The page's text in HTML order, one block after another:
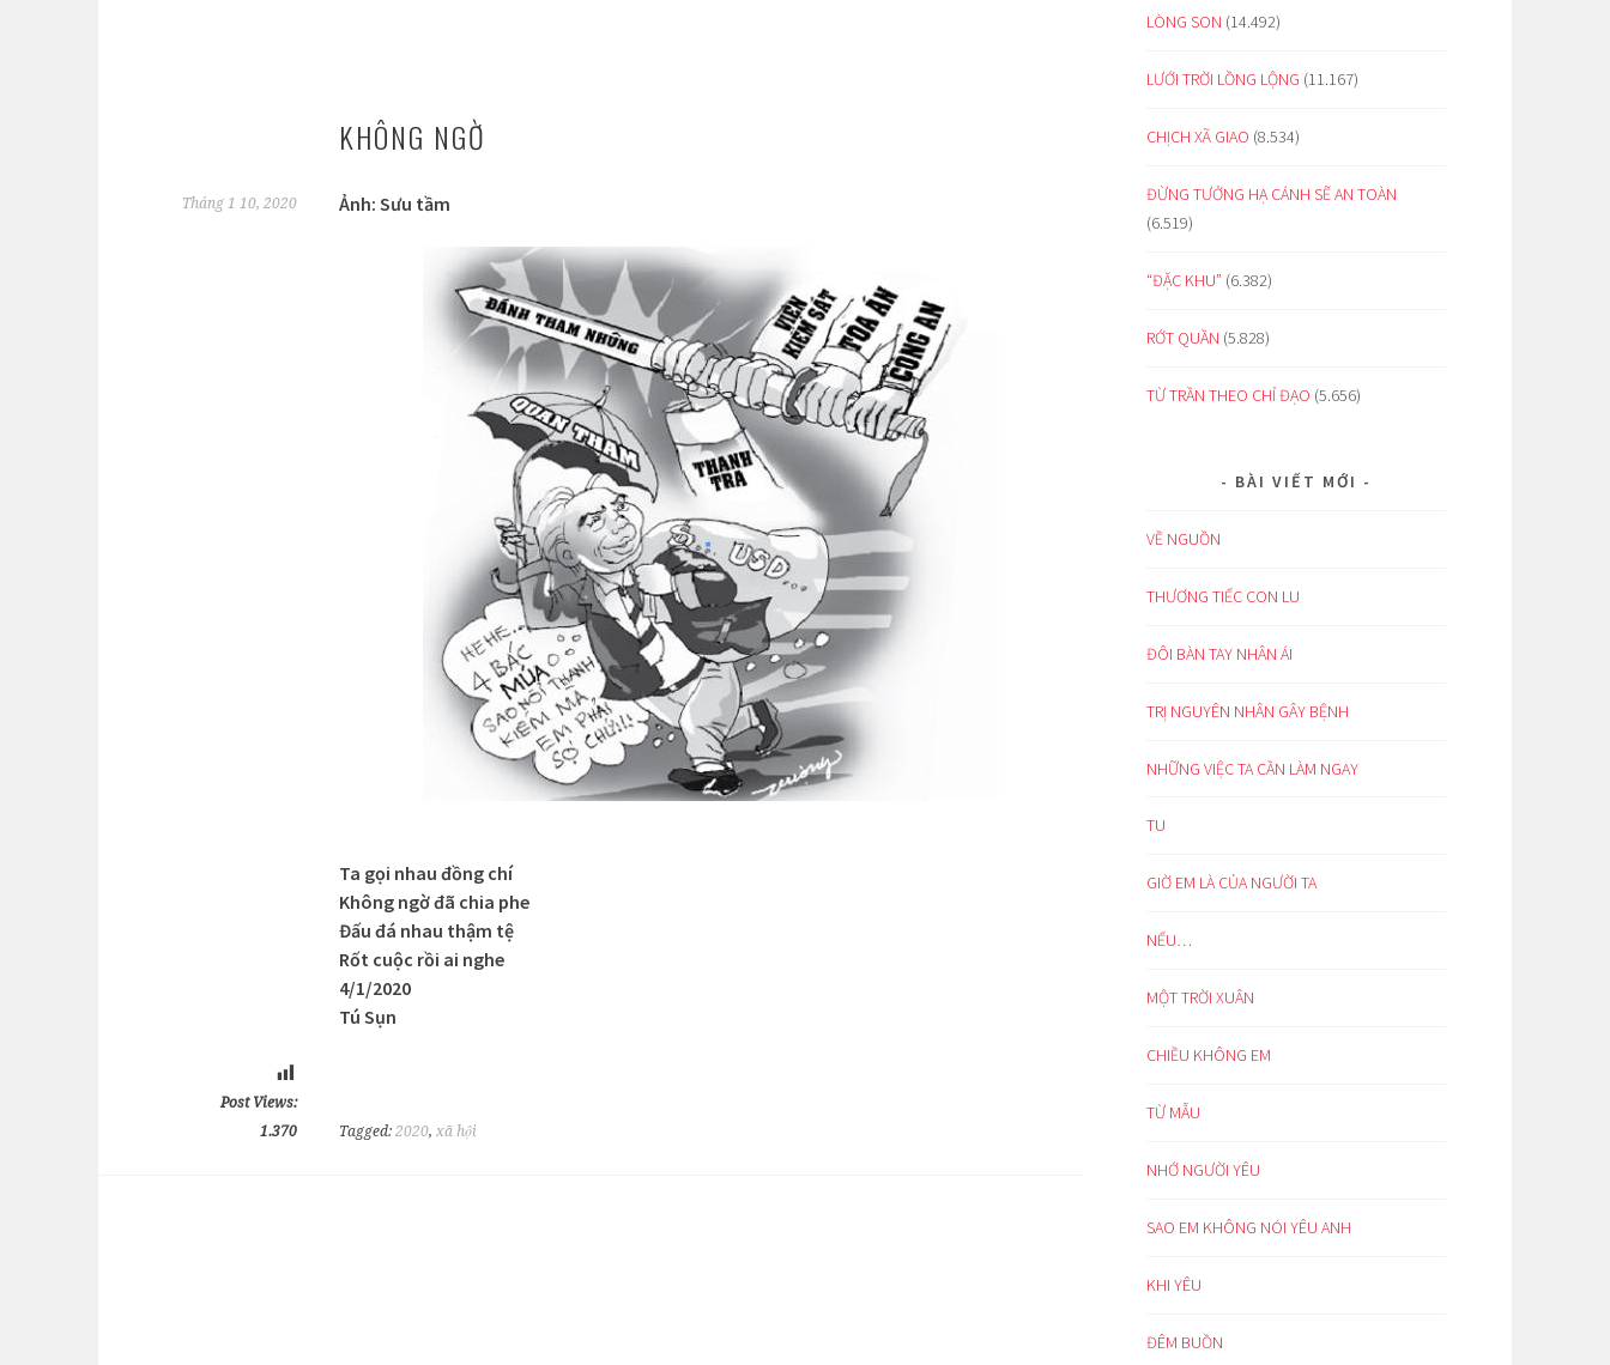
KHÔNG NGỜ
Tháng 1 10, 2020 Ảnh: Sưu tầm
Ta gọi nhau đồng chí
Không ngờ đã chia phe
Đấu đá nhau thậm tệ
Rốt cuộc rồi ai nghe
4/1/2020
Tú Sụn
Post Views:
1.370
Tagged: 2020, xã hội
LÒNG SON (14.492)
LƯỚI TRỜI LỒNG LỘNG (11.167)
CHỊCH XÃ GIAO (8.534)
ĐỪNG TƯỞNG HẠ CÁNH SẼ AN TOÀN
(6.519)
“ĐẶC KHU” (6.382)
RỚT QUẦN (5.828)
TỪ TRẦN THEO CHỈ ĐẠO (5.656)
BÀI VIẾT MỚI
VỀ NGUỒN
THƯƠNG TIẾC CON LU
ĐÔI BÀN TAY NHÂN ÁI
TRỊ NGUYÊN NHÂN GÂY BỆNH
NHỮNG VIỆC TA CẦN LÀM NGAY
TU
GIỜ EM LÀ CỦA NGƯỜI TA
NẾU…
MỘT TRỜI XUÂN
CHIỀU KHÔNG EM
TỪ MẪU
NHỚ NGƯỜI YÊU
SAO EM KHÔNG NÓI YÊU ANH
KHI YÊU
ĐÊM BUỒN